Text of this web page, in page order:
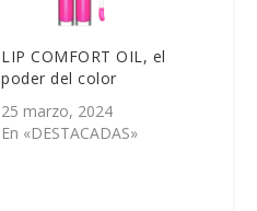
LIP COMFORT OIL, el
poder del color
25 marzo, 2024
En «DESTACADAS»